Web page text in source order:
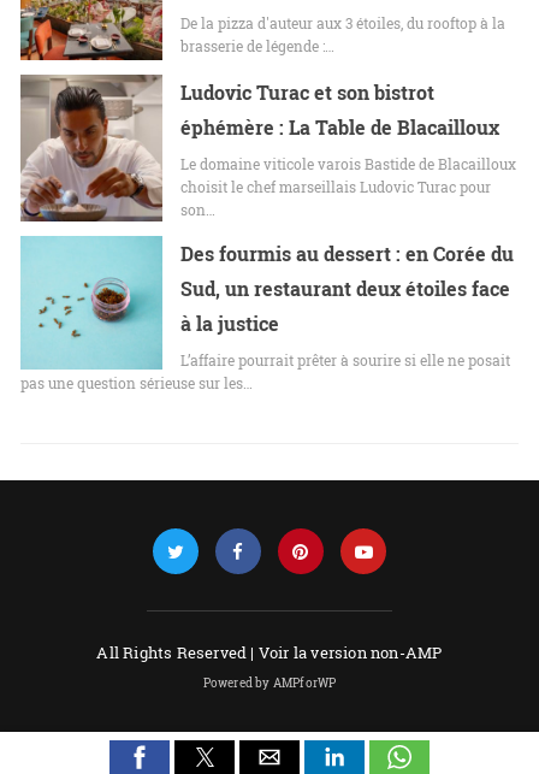
De la pizza d'auteur aux 3 étoiles, du rooftop à la
brasserie de légende :…
Ludovic Turac et son bistrot
éphémère : La Table de Blacailloux
Le domaine viticole varois Bastide de Blacailloux
choisit le chef marseillais Ludovic Turac pour
son…
Des fourmis au dessert : en Corée du
Sud, un restaurant deux étoiles face
à la justice
L’affaire pourrait prêter à sourire si elle ne posait
pas une question sérieuse sur les…
All Rights Reserved | Voir la version non-AMP
Powered by AMPforWP